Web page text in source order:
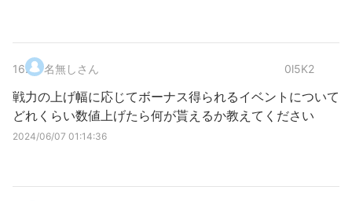
16. 名無しさん 0l5K2
戦力の上げ幅に応じてボーナス得られるイベントについて
どれくらい数値上げたら何が貰えるか教えてください
2024/06/07 01:14:36